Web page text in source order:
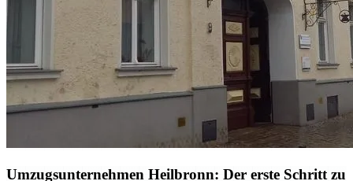
Umzugsunternehmen Heilbronn: Der erste Schritt zu